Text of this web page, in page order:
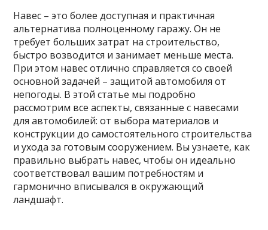
Навес – это более доступная и практичная
альтернатива полноценному гаражу. Он не
требует больших затрат на строительство,
быстро возводится и занимает меньше места.
При этом навес отлично справляется со своей
основной задачей – защитой автомобиля от
непогоды. В этой статье мы подробно
рассмотрим все аспекты, связанные с навесами
для автомобилей: от выбора материалов и
конструкции до самостоятельного строительства
и ухода за готовым сооружением. Вы узнаете, как
правильно выбрать навес, чтобы он идеально
соответствовал вашим потребностям и
гармонично вписывался в окружающий
ландшафт.